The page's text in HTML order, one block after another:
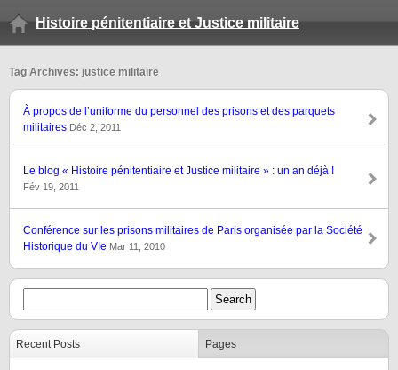
Histoire pénitentiaire et Justice militaire
Tag Archives: justice militaire
À propos de l’uniforme du personnel des prisons et des parquets
militaires Déc 2, 2011
Le blog « Histoire pénitentiaire et Justice militaire » : un an déjà !
Fév 19, 2011
Conférence sur les prisons militaires de Paris organisée par la Société
Historique du VIe Mar 11, 2010
Recent Posts Pages